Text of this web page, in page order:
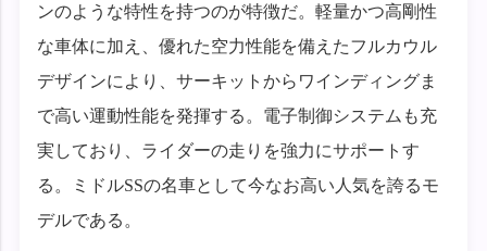
ンのような特性を持つのが特徴だ。軽量かつ高剛性
な車体に加え、優れた空力性能を備えたフルカウル
デザインにより、サーキットからワインディングま
で高い運動性能を発揮する。電子制御システムも充
実しており、ライダーの走りを強力にサポートす
る。ミドルSSの名車として今なお高い人気を誇るモ
デルである。